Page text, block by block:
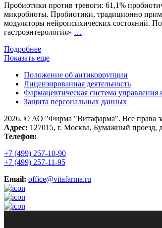
Пробиотики против тревоги: 61,1%
микробиоты. Пробиотики, традиционно
модуляторы нейропсихических состояний.
гастроэнтерология» …
штаммов
влияют
на
нейротрансмиттеры
Подробнее
Показать еще
Положение об антикоррупции
Лицензированная деятельность
Фармацевтическая система управления
Защита персональных данных
2026. © АО "Фирма "Витафарма". Все права
Адрес: 127015, г. Москва, Бумажный проезд,
Телефон:
+7 (499) 257-10-90
+7 (499) 257-11-95
Email: office@vitafarma.ru